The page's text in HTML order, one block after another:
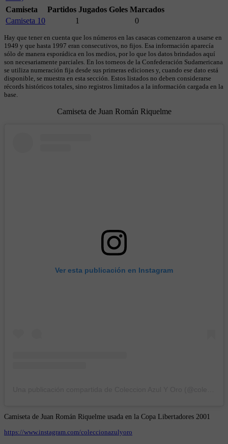
Camiseta
Partidos Jugados Goles Marcados
Camiseta 10
1 0
Hay que tener en cuenta que los números en las casacas comenzaron a usarse en
1949 y que hasta 1997 eran consecutivos, no fijos. Esa información aparecía
sólo de manera esporádica en los medios, por lo que los datos brindados aquí
son necesariamente parciales. En los torneos de la Confederación Sudamericana
se utiliza numeración fija desde sus primeras ediciones y, cuando ese dato está
disponible, se muestra en esta sección. Estos listados no deben considerarse
récords históricos totales, sino registros limitados a la información cargada en la
base.
Camiseta de Juan Román Riquelme
Ver esta publicación en Instagram
Camiseta de Juan Román Riquelme usada en la Copa Libertadores 2001
https://www.instagram.com/coleccionazulyoro